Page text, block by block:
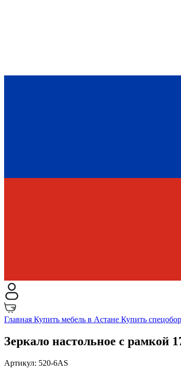
Главная Купить мебель в Астане Купить
Зеркало настольное с рамкой
Артикул: 520-6AS